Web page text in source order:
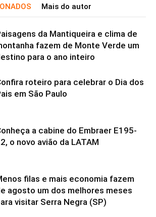
Mais do autor
da Mantiqueira e clima de
fazem de Monte Verde um
para o ano inteiro
roteiro para celebrar o Dia dos
em São Paulo
a cabine do Embraer E195-
o novo avião da LATAM
filas e mais economia fazem
agosto um dos melhores meses
visitar Serra Negra (SP)